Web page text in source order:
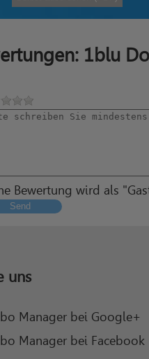
1blu
Bewertung wird als
Send
uns
Manager bei Google+
Manager bei Facebook